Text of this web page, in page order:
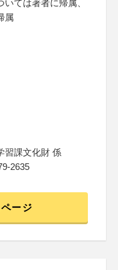
ては著者に帰属、
属
習課文化財 係
2635
ージ